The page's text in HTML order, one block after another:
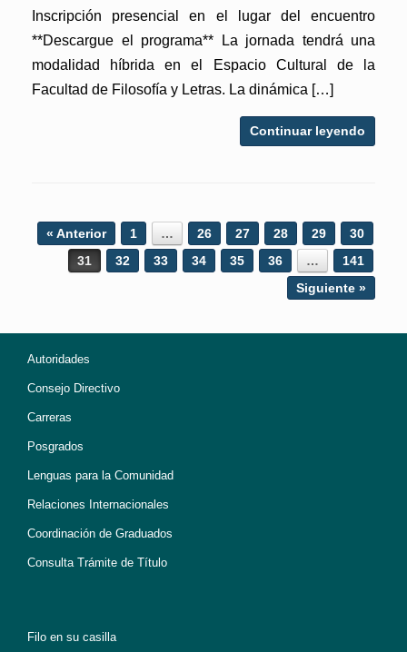
Inscripción presencial en el lugar del encuentro
**Descargue el programa** La jornada tendrá una
modalidad híbrida en el Espacio Cultural de la
Facultad de Filosofía y Letras. La dinámica […]
Continuar leyendo
Post navigation
« Anterior 1 … 26 27 28 29
30
31
32 33 34 35 36 …
141
Siguiente »
Autoridades
Consejo Directivo
Carreras
Posgrados
Lenguas para la Comunidad
Relaciones Internacionales
Coordinación de Graduados
Consulta Trámite de Título
Filo en su casilla